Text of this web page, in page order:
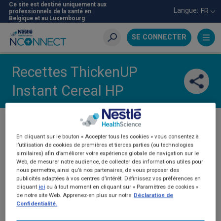
Aller
au
contenu
principal
Ce site est destiné uniquement aux
professionnels de la santé en
Belgique et au Luxembourg
Langue: FR
SE CONNECTER
Recherche
Recettes ThickenUP
Instant Cereal HP
En cliquant sur le bouton « Accepter tous les cookies » vous consentez à
l’utilisation de cookies de premières et tierces parties (ou technologies
similaires) afin d’améliorer votre expérience globale de navigation sur le
Web, de mesurer notre audience, de collecter des informations utiles pour
nous permettre, ainsi qu’à nos partenaires, de vous proposer des
publicités adaptées à vos centres d’intérêt. Définissez vos préférences en
cliquant ici ou à tout moment en cliquant sur « Paramètres de cookies »
de notre site Web. Apprenez-en plus sur notre Déclaration de
Confidentialité.